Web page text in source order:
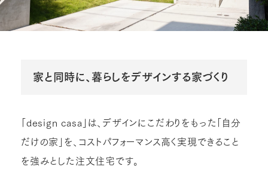
家と同時に、暮らしをデザインする家づくり
「design casa」は、デザインにこだわりをもった「自分
だけの家」を、コストパフォーマンス高く実現できること
を強みとした注文住宅です。